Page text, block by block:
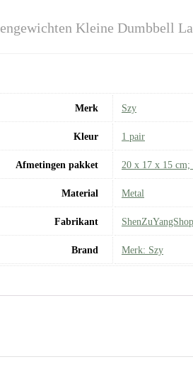
Kleine Dumbbell
Merk ‎Szy
Kleur ‎1 pair
Afmetingen pakket ‎20 x 17 x 15 cm;
Material ‎Metal
Fabrikant ‎ShenZuYangShop
Brand Merk: Szy